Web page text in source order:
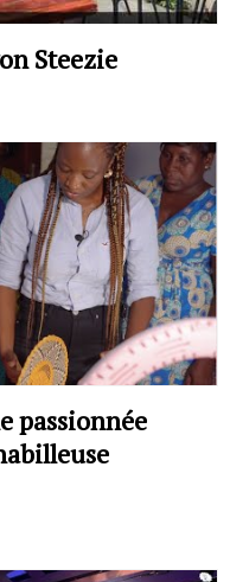
Steezie
passionnée